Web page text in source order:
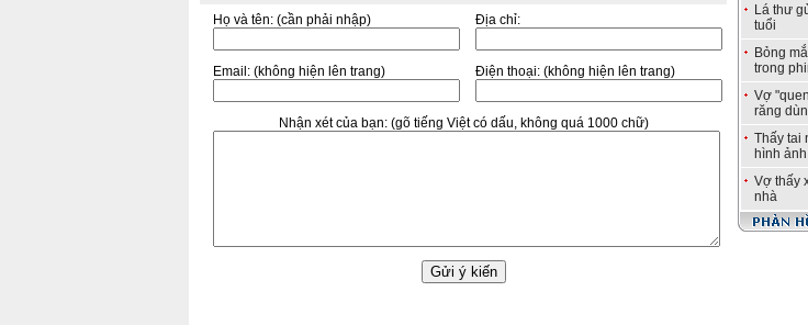
Họ và tên: (cần phải nhập) Địa chỉ:
Email: (không hiện lên trang) Điện thoại: (không hiện lên trang)
Nhận xét của bạn: (gõ tiếng Việt có dấu, không quá 1000 chữ)
Lá thư
tuổi
Bỏng
trong
Vợ
răng
Thấy tai
hình ảnh
Vợ thấy
nhà